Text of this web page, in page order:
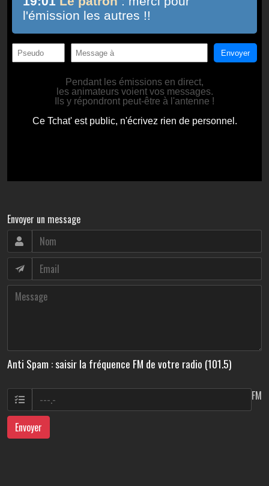
Envoyer un message
Anti Spam : saisir la fréquence FM de votre radio (101.5)
FM
Envoyer